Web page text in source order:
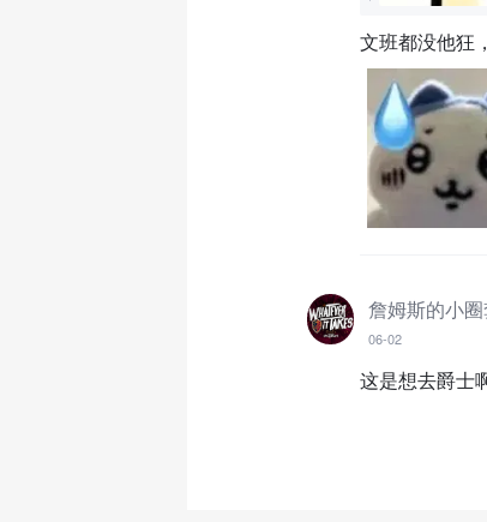
文班都没他狂
詹姆斯的小
06-02
这是想去爵士